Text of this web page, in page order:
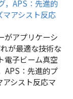
アプリケーシ
が最適な技術な
電子ビーム真空
APS：先進的プ
シスト反応マ